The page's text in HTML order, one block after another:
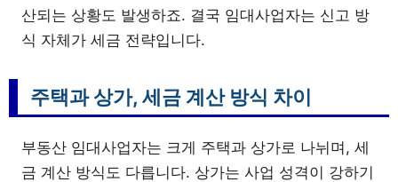
산되는 상황도 발생하죠. 결국 임대사업자는 신고 방
식 자체가 세금 전략입니다.
주택과 상가, 세금 계산 방식 차이
부동산 임대사업자는 크게 주택과 상가로 나뉘며, 세
금 계산 방식도 다릅니다. 상가는 사업 성격이 강하기